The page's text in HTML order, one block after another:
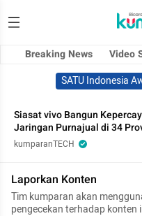
Breaking News Video
SATU Indonesia
Siasat vivo Bangun
Jaringan Purnajual di 34
kumparanTECH
Laporkan Konten
Tim kumparan akan
pengecekan terhadap konten